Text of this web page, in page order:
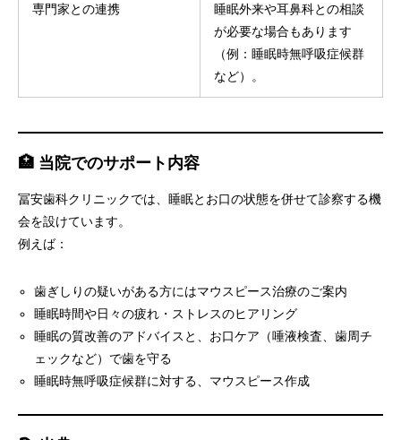
専門家との連携
睡眠外来や耳鼻科との相談
が必要な場合もあります
（例：睡眠時無呼吸症候群
など）。
🏥 当院でのサポート内容
冨安歯科クリニックでは、睡眠とお口の状態を併せて診察する機
会を設けています。
例えば：
歯ぎしりの疑いがある方にはマウスピース治療のご案内
睡眠時間や日々の疲れ・ストレスのヒアリング
睡眠の質改善のアドバイスと、お口ケア（唾液検査、歯周チ
ェックなど）で歯を守る
睡眠時無呼吸症候群に対する、マウスピース作成